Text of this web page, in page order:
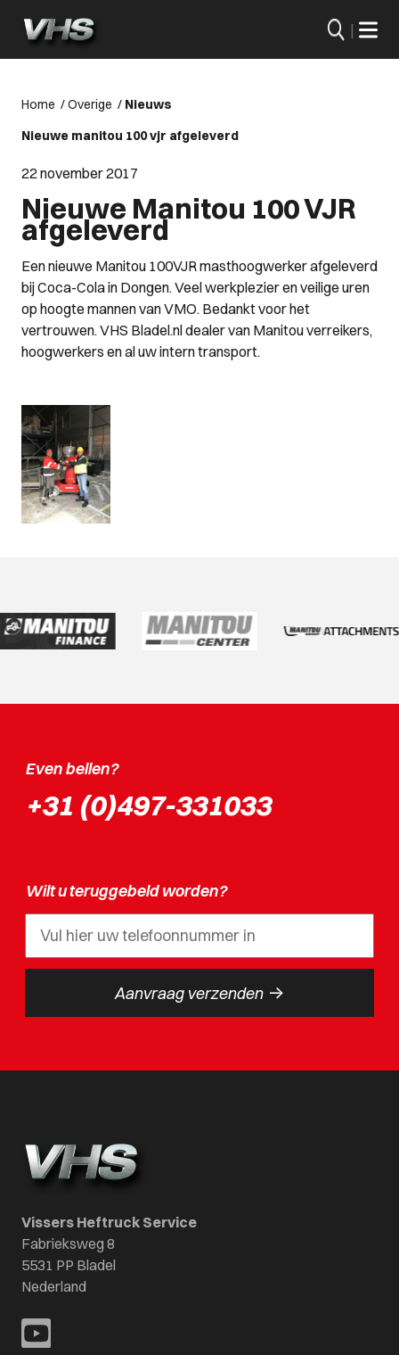
|
Home /Overige / Nieuws
Nieuwe manitou 100 vjr afgeleverd
22 november 2017
Nieuwe Manitou 100 VJR
afgeleverd
Een nieuwe Manitou 100VJR masthoogwerker afgeleverd
bij Coca-Cola in Dongen. Veel werkplezier en veilige uren
op hoogte mannen van VMO. Bedankt voor het
vertrouwen. VHS Bladel.nl dealer van Manitou verreikers,
hoogwerkers en al uw intern transport.
Even bellen?
+31 (0)497-331033
Wilt u teruggebeld worden?
Aanvraag verzenden ->
Vissers Heftruck Service
Fabrieksweg 8
5531 PP Bladel
Nederland